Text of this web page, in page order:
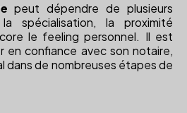
peut dépendre de plusieurs
spécialisation, la proximité
le feeling personnel. Il est
en confiance avec son notaire,
dans de nombreuses étapes de